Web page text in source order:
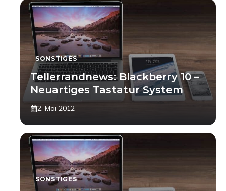
SONSTIGES
Tellerrandnews: Blackberry 10 –
Neuartiges Tastatur System
2. Mai 2012
SONSTIGES